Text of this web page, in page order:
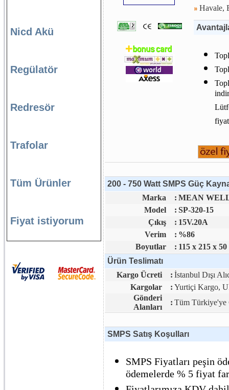
Nicd Akü
Regülatör
Redresör
Trafolar
Tüm Ürünler
Fiyat istiyorum
Havale,
200 - 750 Watt SMPS Güç
Marka
: MEAN WELL
Model
: SP-320-15
Çıkış
: 15V.20A
Verim
: %86
Boyutlar
: 115 x 215 x 50
Ürün Teslimatı
Kargo Ücreti
: İstanbul Dışı
Kargolar
: Yurtiçi Kargo,
Gönderi
Alanları
: Tüm Türkiye'ye
SMPS Satış Koşulları
SMPS Fiyatları peşin
ödemelerde % 5 fiyat